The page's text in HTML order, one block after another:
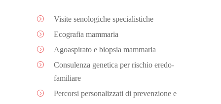
Visite senologiche specialistiche
Ecografia mammaria
Agoaspirato e biopsia mammaria
Consulenza genetica per rischio eredo-
familiare
Percorsi personalizzati di prevenzione e